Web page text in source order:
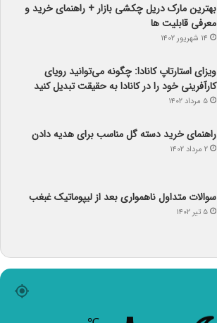
بهترین مارک دریل چکشی بازار + راهنمای خرید و
معرفی قابلیت ها
۱۴ شهریور ۱۴۰۲
ویزای استارتاپ کانادا: چگونه می‌توانید رویای
کارآفرینی خود را در کانادا به حقیقت تبدیل کنید
۲ مرداد ۱۴۰۲